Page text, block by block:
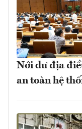
Nới dư địa
an toàn hệ